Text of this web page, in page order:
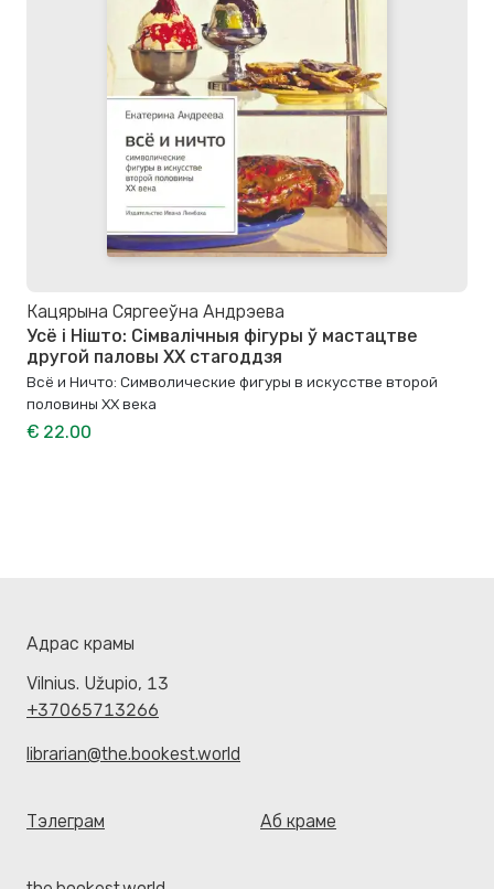
Кацярына Сяргееўна Андрэева
Усё і Нішто: Сімвалічныя фігуры ў мастацтве
другой паловы XX стагоддзя
Всё и Ничто: Символические фигуры в искусстве второй
половины XX века
€ 22.00
Адрас крамы
Vilnius. Užupio, 13
+37065713266
librarian@the.bookest.world
Тэлеграм Аб краме